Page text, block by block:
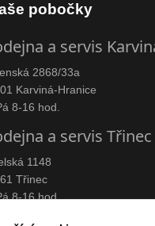
pobočky
a servis
2868/33a
Karviná-Hranice
8-16 hod.
a servis Třinec
1148
Třinec
8-16 hod.